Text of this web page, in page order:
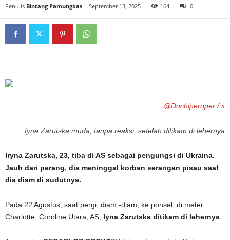
Penulis Bintang Pamungkas - September 13, 2025 164 0
@Dochiperoper / x
Iyna Zarutska muda, tanpa reaksi, setelah ditikam di lehernya
Iryna Zarutska, 23, tiba di AS sebagai pengungsi di Ukraina.
Jauh dari perang, dia meninggal korban serangan pisau saat
dia diam di sudutnya.
Pada 22 Agustus, saat pergi, diam -diam, ke ponsel, di meter
Charlotte, Coroline Utara, AS, Iyna Zarutska ditikam di lehernya